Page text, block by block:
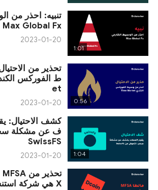
1:01
تنبيه: احذر من
Max Global Fx
2023-01-20
0:56
تحذير من
et
2023-01-20
1:04
كشف الاحتيال:
ف عن مشكلة
SwissFS
2023-01-20
X هي شركة استنساخ